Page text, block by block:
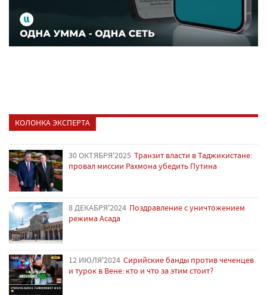
КОЛОНКА ЭКСПЕРТА
30 ОКТЯБРЯ'2025 Транзит власти в Таджикистане:
провал миссии Рахмона убедить Путина
8 ДЕКАБРЯ'2024 Поздравление с уничтожением
режима Асада
12 ИЮЛЯ'2024 Сирийские банды против чеченцев
и турок в Вене: кто и что за этим стоит?